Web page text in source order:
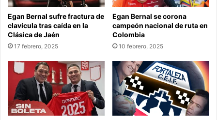
Egan Bernal sufre fractura de
clavícula tras caída en la
Clásica de Jaén
17 febrero, 2025
Egan Bernal se corona
campeón nacional de ruta en
Colombia
10 febrero, 2025